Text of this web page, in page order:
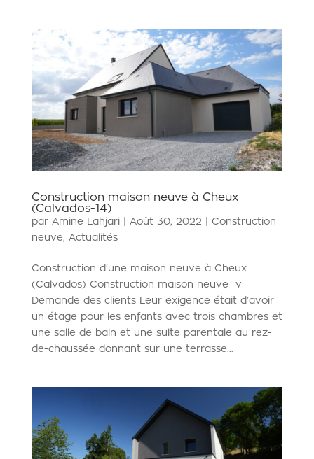
Construction maison neuve à Cheux
(Calvados-14)
par Amine Lahjari| Août 30, 2022
Construction
neuve, Actualités
Construction d'une maison neuve à Cheux
(Calvados) Construction maison neuve v
Demande des clients Leur exigence était d’avoir
un étage pour les enfants avec trois chambres et
une salle de bain et une suite parentale au rez-
de-chaussée donnant sur une terrasse...